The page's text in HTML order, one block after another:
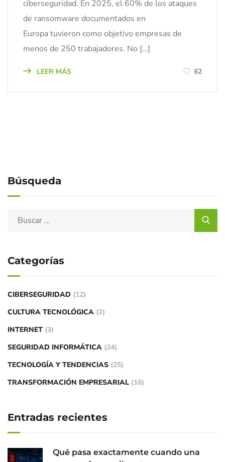
ciberseguridad. En 2025, el 60% de los ataques
de ransomware documentados en
Europa tuvieron como objetivo empresas de
menos de 250 trabajadores. No […]
LEER MÁS 62
Búsqueda
Categorías
CIBERSEGURIDAD (12)
CULTURA TECNOLÓGICA (2)
INTERNET (3)
SEGURIDAD INFORMÁTICA (24)
TECNOLOGÍA Y TENDENCIAS (25)
TRANSFORMACIÓN EMPRESARIAL (16)
Entradas recientes
Qué pasa exactamente cuando una